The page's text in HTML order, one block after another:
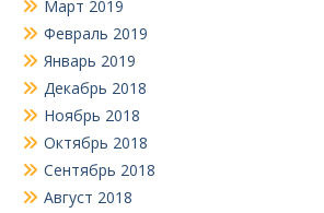
Март 2019
Февраль 2019
Январь 2019
Декабрь 2018
Ноябрь 2018
Октябрь 2018
Сентябрь 2018
Август 2018